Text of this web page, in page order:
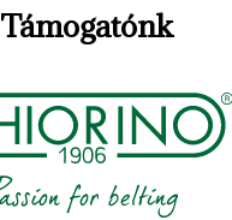
Támogatónk